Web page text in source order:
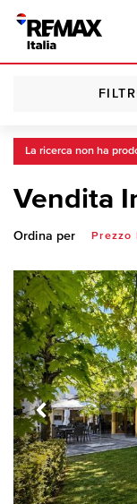
FILTRI
La ricerca non ha
Vendita
Ordina per